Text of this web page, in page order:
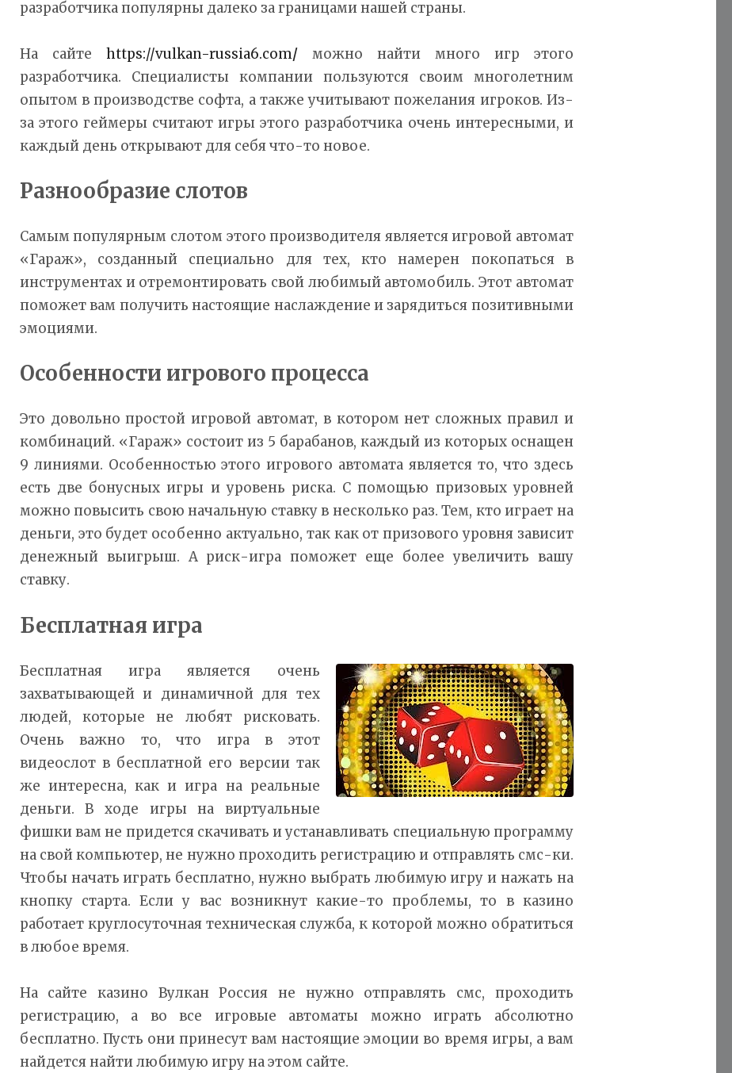
разработчика популярны далеко за границами нашей страны.
На сайте https://vulkan-russia6.com/можно найти много игр этого
разработчика. Специалисты компании пользуются своим многолетним
опытом в производстве софта, а также учитывают пожелания игроков. Из-
за этого геймеры считают игры этого разработчика очень интересными, и
каждый день открывают для себя что-то новое.
Разнообразие слотов
Самым популярным слотом этого производителя является игровой автомат
«Гараж», созданный специально для тех, кто намерен покопаться в
инструментах и отремонтировать свой любимый автомобиль. Этот автомат
поможет вам получить настоящие наслаждение и зарядиться позитивными
эмоциями.
Особенности игрового процесса
Это довольно простой игровой автомат, в котором нет сложных правил и
комбинаций. «Гараж» состоит из 5 барабанов, каждый из которых оснащен
9 линиями. Особенностью этого игрового автомата является то, что здесь
есть две бонусных игры и уровень риска. С помощью призовых уровней
можно повысить свою начальную ставку в несколько раз. Тем, кто играет на
деньги, это будет особенно актуально, так как от призового уровня зависит
денежный выигрыш. А риск-игра поможет еще более увеличить вашу
ставку.
Бесплатная игра
Бесплатная игра является очень
захватывающей и динамичной для тех
людей, которые не любят рисковать.
Очень важно то, что игра в этот
видеослот в бесплатной его версии так
же интересна, как и игра на реальные
деньги. В ходе игры на виртуальные
фишки вам не придется скачивать и устанавливать специальную программу
на свой компьютер, не нужно проходить регистрацию и отправлять смс-ки.
Чтобы начать играть бесплатно, нужно выбрать любимую игру и нажать на
кнопку старта. Если у вас возникнут какие-то проблемы, то в казино
работает круглосуточная техническая служба, к которой можно обратиться
в любое время.
На сайте казино Вулкан Россия не нужно отправлять смс, проходить
регистрацию, а во все игровые автоматы можно играть абсолютно
бесплатно. Пусть они принесут вам настоящие эмоции во время игры, а вам
найдется найти любимую игру на этом сайте.